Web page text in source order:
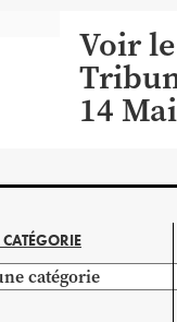
Voir
14